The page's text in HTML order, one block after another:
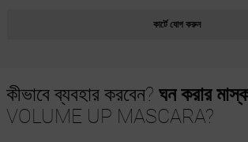
কার্টে যোগ করুন
কীভাবে ব্যবহার করবেন? ঘন করার
VOLUME UP MASCARA?